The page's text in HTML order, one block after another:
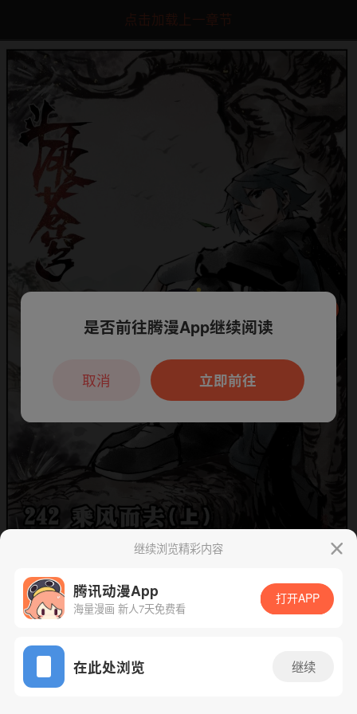
点击加载上一章节
App免费看
下一话
继续浏览精彩内容
腾讯动漫App
海量漫画 新人7天免费看
打开APP
在此处浏览 继续
本章节仅支持App阅读，可打开App新用
户7天免费看
是否前往腾漫App继续阅读
立即前往
取消